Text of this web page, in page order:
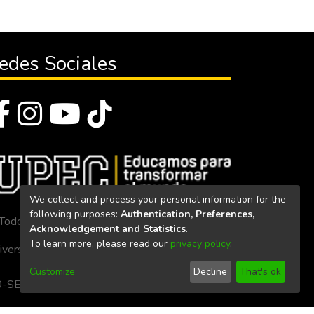
Sociales
los derechos reservados 2023
Politécnica Estatal del Carchi
SE-33-CACES-2020
We collect and process your personal information for the
following purposes: Authentication, Preferences,
Acknowledgement and Statistics.
To learn more, please read our privacy policy.
Customize Decline That's ok